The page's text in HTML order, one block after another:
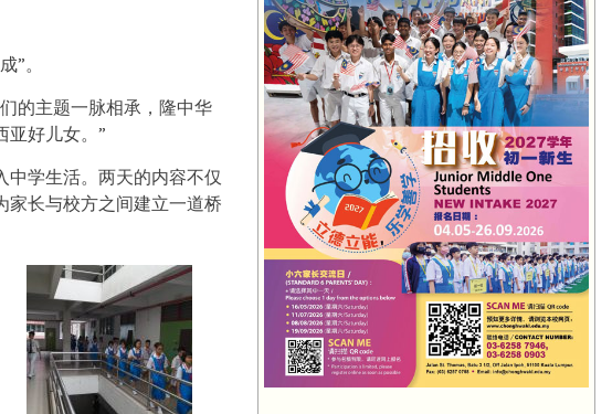
”。
的主题一脉相承，隆中华
亚好儿女。”
中学生活。两天的内容不仅
家长与校方之间建立一道桥